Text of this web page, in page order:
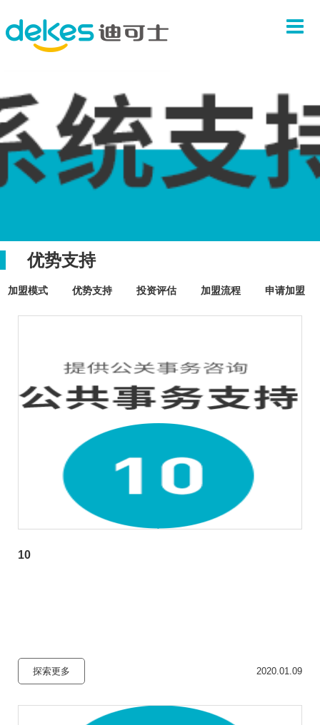
关于我们
企业文化
团队介绍
联系我们
产品系列
饮料甜品
加盟迪可士
优势支持
加盟模式 优势支持 投资评估 加盟流程 申请加盟
10
探索更多 2020.01.09